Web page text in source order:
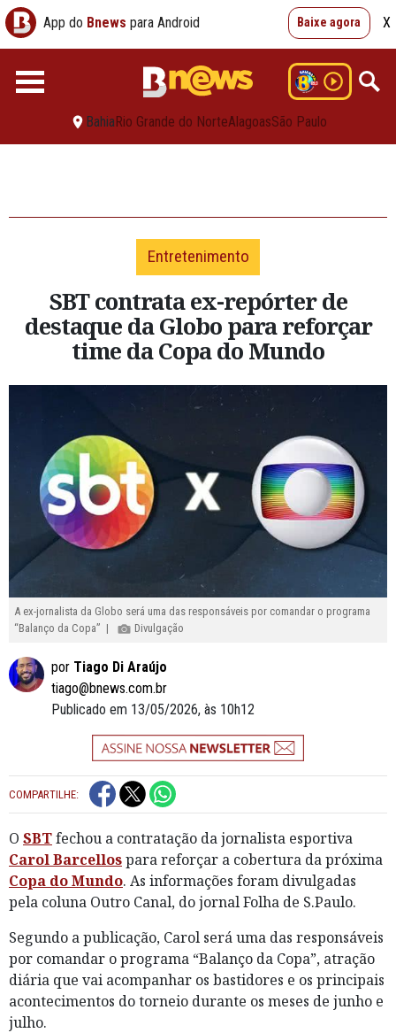
App do Bnews para Android Baixe agora X
BahiaRio Grande do NorteAlagoasSão Paulo
Entretenimento
SBT contrata ex-repórter de
destaque da Globo para reforçar
time da Copa do Mundo
A ex-jornalista da Globo será uma das responsáveis por comandar o programa
“Balanço da Copa” |
Divulgação
por Tiago Di Araújo
tiago@bnews.com.br
Publicado em 13/05/2026, às 10h12
COMPARTILHE:
O SBTfechou a contratação da jornalista esportiva
Carol Barcellospara reforçar a cobertura da próxima
Copa do Mundo. As informações foram divulgadas
pela coluna Outro Canal, do jornal Folha de S.Paulo.
Segundo a publicação, Carol será uma das responsáveis
por comandar o programa “Balanço da Copa”, atração
diária que vai acompanhar os bastidores e os principais
acontecimentos do torneio durante os meses de junho e
julho.